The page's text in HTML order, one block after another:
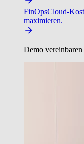
FinOpsCloud-
maximieren.
Demo vereinbaren